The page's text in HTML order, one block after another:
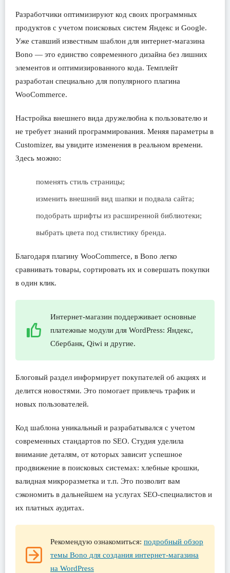
Разработчики оптимизируют код своих программных
продуктов с учетом поисковых систем Яндекс и Google.
Уже ставший известным шаблон для интернет-магазина
Bono — это единство современного дизайна без лишних
элементов и оптимизированного кода. Темплейт
разработан специально для популярного плагина
WooCommerce.
Настройка внешнего вида дружелюбна к пользователю и
не требует знаний программирования. Меняя параметры в
Customizer, вы увидите изменения в реальном времени.
Здесь можно:
поменять стиль страницы;
изменить внешний вид шапки и подвала сайта;
подобрать шрифты из расширенной библиотеки;
выбрать цвета под стилистику бренда.
Благодаря плагину WooCommerce, в Bono легко
сравнивать товары, сортировать их и совершать покупки
в один клик.
Интернет-магазин поддерживает основные
платежные модули для WordPress: Яндекс,
Сбербанк, Qiwi и другие.
Блоговый раздел информирует покупателей об акциях и
делится новостями. Это помогает привлечь трафик и
новых пользователей.
Код шаблона уникальный и разрабатывался с учетом
современных стандартов по SEO. Студия уделила
внимание деталям, от которых зависит успешное
продвижение в поисковых системах: хлебные крошки,
валидная микроразметка и т.п. Это позволит вам
сэкономить в дальнейшем на услугах SEO-специалистов и
их платных аудитах.
Рекомендую ознакомиться: подробный обзор
темы Bono для создания интернет-магазина
на WordPress